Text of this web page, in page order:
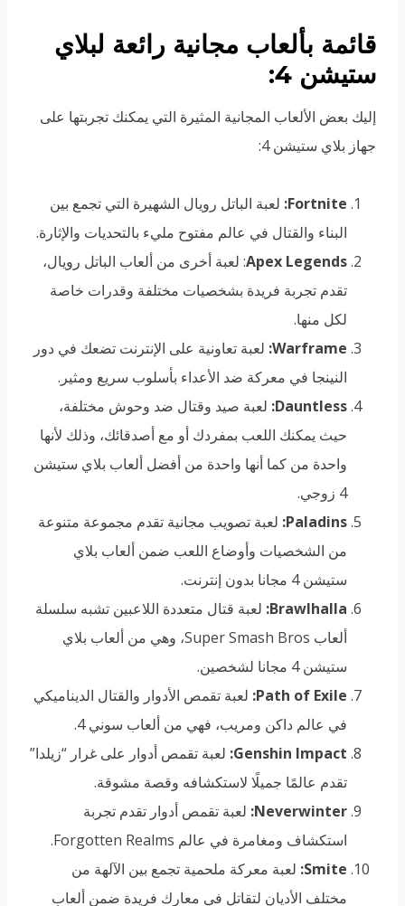
قائمة بألعاب مجانية رائعة لبلاي
ستيشن 4:
إليك بعض الألعاب المجانية المثيرة التي يمكنك تجربتها على
جهاز بلاي ستيشن 4:
Fortnite: لعبة الباتل رويال الشهيرة التي تجمع بين
البناء والقتال في عالم مفتوح مليء بالتحديات والإثارة.
Apex Legends: لعبة أخرى من ألعاب الباتل رويال،
تقدم تجربة فريدة بشخصيات مختلفة وقدرات خاصة
لكل منها.
Warframe: لعبة تعاونية على الإنترنت تضعك في دور
النينجا في معركة ضد الأعداء بأسلوب سريع ومثير.
Dauntless: لعبة صيد وقتال ضد وحوش مختلفة،
حيث يمكنك اللعب بمفردك أو مع أصدقائك، وذلك لأنها
واحدة من كما أنها واحدة من أفضل ألعاب بلاي ستيشن
4 زوجي.
Paladins: لعبة تصويب مجانية تقدم مجموعة متنوعة
من الشخصيات وأوضاع اللعب ضمن ألعاب بلاي
ستيشن 4 مجانا بدون إنترنت.
Brawlhalla: لعبة قتال متعددة اللاعبين تشبه سلسلة
ألعاب Super Smash Bros، وهي من ألعاب بلاي
ستيشن 4 مجانا لشخصين.
Path of Exile: لعبة تقمص الأدوار والقتال الديناميكي
في عالم داكن ومريب، فهي من ألعاب سوني 4.
Genshin Impact: لعبة تقمص أدوار على غرار “زيلدا”
تقدم عالمًا جميلًا لاستكشافه وقصة مشوقة.
Neverwinter: لعبة تقمص أدوار تقدم تجربة
استكشاف ومغامرة في عالم Forgotten Realms.
Smite: لعبة معركة ملحمية تجمع بين الآلهة من
مختلف الأديان لتقاتل في معارك فريدة ضمن ألعاب